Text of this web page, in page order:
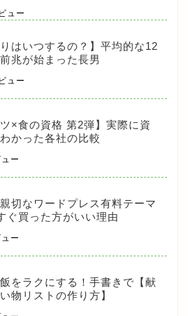
ュー
りはいつするの？】平均的な12
兆が始まった長男
ュー
ツ×食の資格 第2弾】実際に資
かった各社の比較
ー
切なワードプレス有料テーマ
ぐ買った方がいい理由
ー
をラクにする！手書きで【献
物リストの作り方】